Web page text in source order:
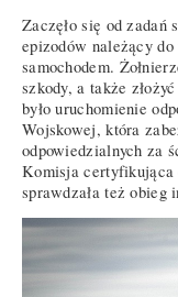
Zaczęło się od zadań
epizodów należący
samochodem.
szkody, a także
było uruchomienie
Wojskowej, która
odpowiedzialnych za
Komisja certyfikująca
sprawdzała też obieg